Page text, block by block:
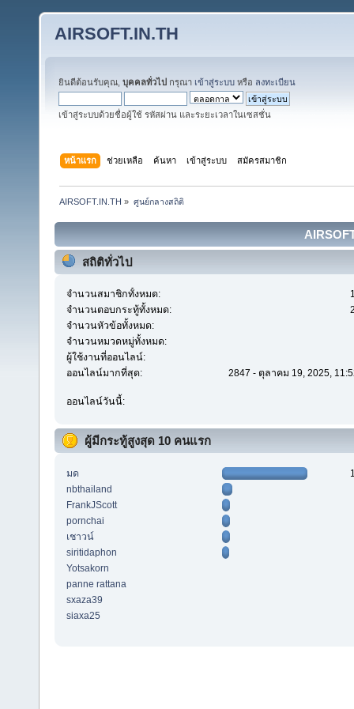
AIRSOFT.IN.TH
ยินดีต้อนรับคุณ, บุคคลทั่วไป กรุณา เข้าสู่ระบบ หรือ ลงทะเบียน
เข้าสู่ระบบด้วยชื่อผู้ใช้ รหัสผ่าน และระยะเวลาในเซสชั่น
หน้าแรก ช่วยเหลือ ค้นหา เข้าสู่ระบบ สมัครสมาชิก
AIRSOFT.IN.TH » ศูนย์กลางสถิติ
สถิติทั่วไป
จำนวนสมาชิกทั้งหมด:
จำนวนตอบกระทู้ทั้งหมด:
จำนวนหัวข้อทั้งหมด:
จำนวนหมวดหมู่ทั้งหมด:
ผู้ใช้งานที่ออนไลน์:
ออนไลน์มากที่สุด:
2847 - ตุลาคม 19, 2025,
ออนไลน์วันนี้:
ผู้มีกระทู้สูงสุด 10 คนแรก
มด
nbthailand
FrankJScott
pornchai
เชาวน์
siritidaphon
Yotsakorn
panne rattana
sxaza39
siaxa25